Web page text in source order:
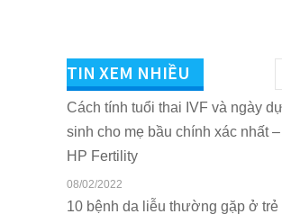
TIN XEM NHIỀU
Cách tính tuổi thai IVF và ngày
sinh cho mẹ bầu chính xác nhất –
HP Fertility
08/02/2022
10 bệnh da liễu thường gặp ở trẻ